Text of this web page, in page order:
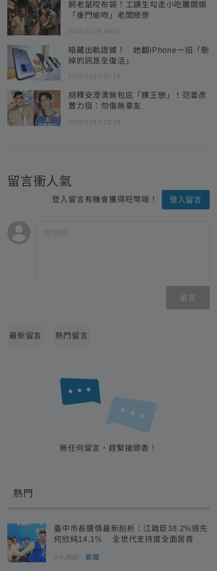
飼老鼠咬布袋！工讀生勾走小吃攤闆娘
「後門偷吻」老闆綠慘
2025/12/29 08:50
暗藏出軌證據！ 她翻iPhone一招「刪
掉的訊息全復活」
2025/11/15 07:18
胡釋安澄清無包庇「粿王戀」！范姜彥
豐力挺：勿傷無辜友
2025/11/13 22:19
留言衝人氣
登入留言有機會獲得旺幣哦！ 登入留言
留言
最新留言 熱門留言
無任何留言，趕緊搶頭香！
熱門
臺中市長選情最新剖析：江啟臣38.2%領先
何欣純14.1% 全世代支持度全面居首
9小時前 要聞